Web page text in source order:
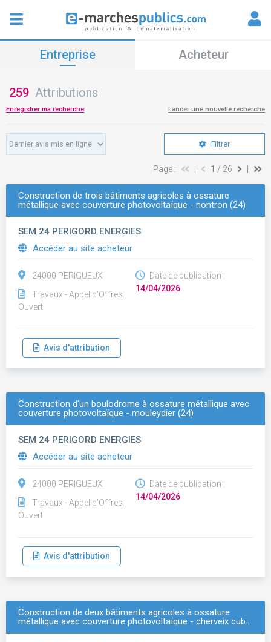
Entreprise Acheteur
259 Attributions
Enregistrer ma recherche Lancer une nouvelle recherche
Filtrer
Page : 1 / 26
Construction de trois bâtiments agricoles à ossature
métallique avec couverture photovoltaïque - nontron (24)
SEM 24 PERIGORD ENERGIES
Accéder au site acheteur
24000 PERIGUEUX
Travaux - Appel d'Offres
Ouvert
Date de publication :
14/04/2026
Avis d'attribution
Construction d'un boulodrome à ossature métallique avec
couverture photovoltaïque - mouleydier (24)
SEM 24 PERIGORD ENERGIES
Accéder au site acheteur
24000 PERIGUEUX
Travaux - Appel d'Offres
Ouvert
Date de publication :
14/04/2026
Avis d'attribution
Construction de deux bâtiments agricoles à ossature
métallique avec couverture photovoltaïque - cherveix cub…